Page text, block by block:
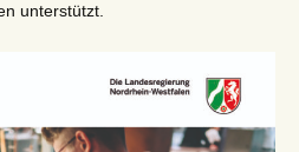
unterstützt.